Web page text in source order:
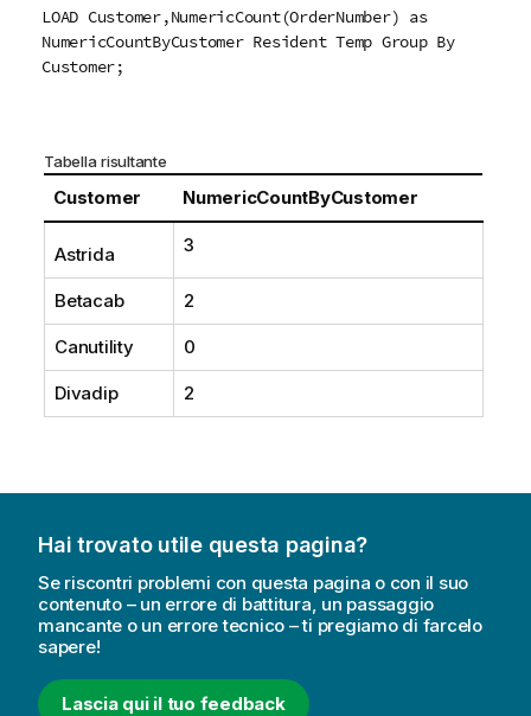
LOAD Customer,NumericCount(OrderNumber) as
NumericCountByCustomer Resident Temp Group By
Customer;
Tabella risultante
Customer NumericCountByCustomer
Astrida 3
Betacab 2
Canutility 0
Divadip 2
Hai trovato utile questa pagina?
Se riscontri problemi con questa pagina o con il suo
contenuto – un errore di battitura, un passaggio
mancante o un errore tecnico – ti pregiamo di farcelo
sapere!
Lascia qui il tuo feedback